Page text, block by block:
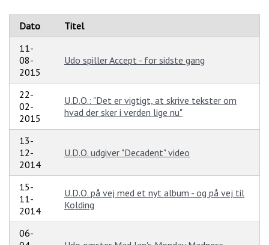
Dato
Titel
11-
08-
2015
Udo spiller Accept - for sidste gang
22-
02-
2015
U.D.O.: "Det er vigtigt, at skrive tekster om
hvad der sker i verden lige nu"
13-
12-
2014
U.D.O. udgiver "Decadent" video
15-
11-
2014
U.D.O. på vej med et nyt album - og på vej til
Kolding
06-